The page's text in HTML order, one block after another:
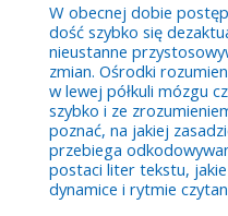
W obecnej dobie
dość szybko się
nieustanne
zmian. Ośrodki
w lewej półkuli mózgu
szybko i ze
poznać, na jakiej
przebiega
postaci liter tekstu,
dynamice i rytmie